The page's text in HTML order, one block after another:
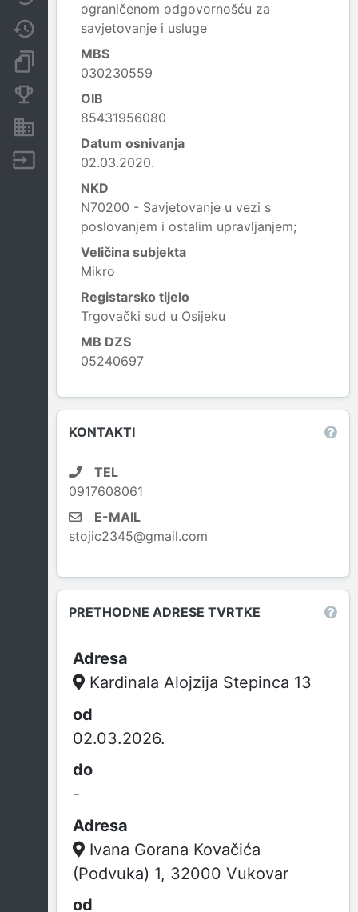
Promjene
Dokumenti i objave
Konkurentske tvrtke
Nekretnine i imovina
ograničenom odgovornošću za
savjetovanje i usluge
MBS
030230559
OIB
85431956080
Datum osnivanja
02.03.2020.
NKD
N70200 - Savjetovanje u vezi s
poslovanjem i ostalim upravljanjem;
Veličina subjekta
Mikro
Registarsko tijelo
Trgovački sud u Osijeku
MB DZS
05240697
KONTAKTI
TEL
0917608061
E-MAIL
stojic2345@gmail.com
PRETHODNE ADRESE TVRTKE
Kardinala Alojzija Stepinca 13
02.03.2026.
-
Ivana Gorana Kovačića
(Podvuka) 1, 32000 Vukovar